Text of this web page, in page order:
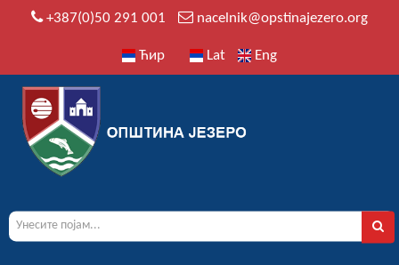
+387(0)50 291 001 nacelnik@opstinajezero.org
Ћир Lat Eng